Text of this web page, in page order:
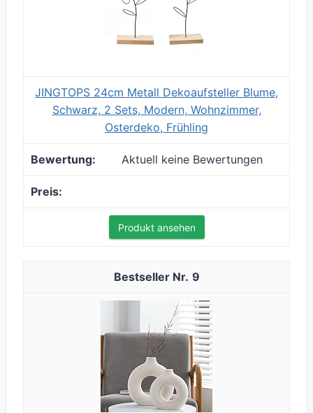
JINGTOPS 24cm Metall Dekoaufsteller Blume,
Schwarz, 2 Sets, Modern, Wohnzimmer,
Osterdeko, Frühling
Aktuell keine Bewertungen
Produkt ansehen
9